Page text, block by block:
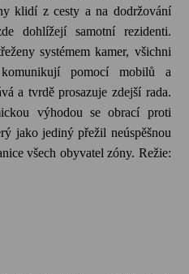
klidí z cesty a na dodržování
dohlížejí samotní rezidenti.
systémem kamer, všichni
pomocí mobilů a
a tvrdě prosazuje zdejší rada.
výhodou se obrací proti
jako jediný přežil neúspěšnou
všech obyvatel zóny. Režie: